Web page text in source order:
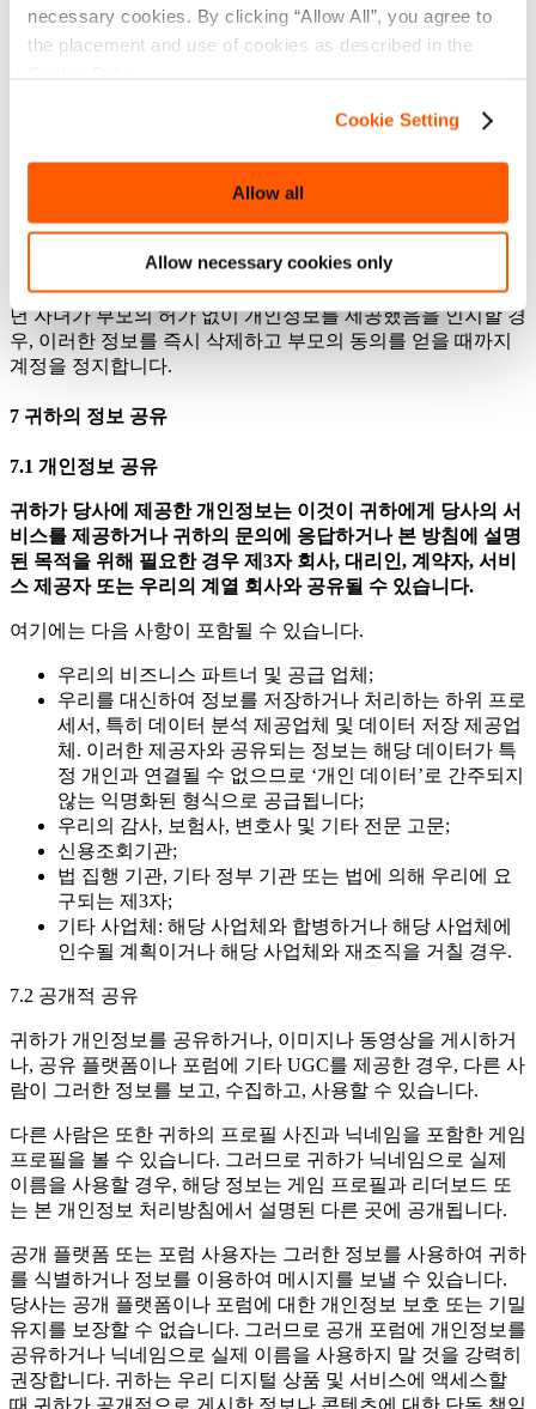
necessary cookies. By clicking “Allow All”, you agree to
the placement and use of cookies as described in the
Cookie Setting
Allow all
Allow necessary cookies only
어린이의 사생활을 보호하는 것은 우리에게 매우 중요한 일입
니다. 당사의 웹 사이트 및 우리의 게임은 귀하의 거주 국가의
수집하지 않습니다. 어린이를 대상으로 하지 않지만 그럼에도
의 연령에 따라 서비스 이용을 제한하는 추가 조치를 취합니
디지털 상품 및 서비스를 액세스할 경우, 우리는 미성년 자녀
에 대한 개인 데이터 수집을 제한할 수 있습니다. 미성년 자녀
의 개인정보를 수집하기 전에 부모의 허가를 요청합니다. 미성
년 자녀가 부모의 허가 없이 개인정보를 제공했음을 인지할 경
우, 이러한 정보를 즉시 삭제하고 부모의 동의를 얻을 때까지
계정을 정지합니다.
7 귀하의 정보 공유
7.1 개인정보 공유
귀하가 당사에 제공한 개인정보는 이것이 귀하에게 당사의 서
비스를 제공하거나 귀하의 문의에 응답하거나 본 방침에 설명
된 목적을 위해 필요한 경우 제 3자 회사, 대리인, 계약자, 서비
스 제공자 또는 우리의 계열 회사와 공유될 수 있습니다.
여기에는 다음 사항이 포함될 수 있습니다.
우리의 비즈니스 파트너 및 공급 업체;
우리를 대신하여 정보를 저장하거나 처리하는 하위 프로
세서, 특히 데이터 분석 제공업체 및 데이터 저장 제공업
체. 이러한 제공자와 공유되는 정보는 해당 데이터가 특
정 개인과 연결될 수 없으므로 ‘개인 데이터’로 간주되지
않는 익명화된 형식으로 공급됩니다;
우리의 감사, 보험사, 변호사 및 기타 전문 고문;
신용조회기관;
법 집행 기관, 기타 정부 기관 또는 법에 의해 우리에 요
구되는 제3자;
기타 사업체: 해당 사업체와 합병하거나 해당 사업체에
인수될 계획이거나 해당 사업체와 재조직을 거칠 경우.
7.2 공개적 공유
귀하가 개인정보를 공유하거나, 이미지나 동영상을 게시하거
나, 공유 플랫폼이나 포럼에 기타 UGC를 제공한 경우, 다른 사
람이 그러한 정보를 보고, 수집하고, 사용할 수 있습니다.
다른 사람은 또한 귀하의 프로필 사진과 닉네임을 포함한 게임
프로필을 볼 수 있습니다. 그러므로 귀하가 닉네임으로 실제
이름을 사용할 경우, 해당 정보는 게임 프로필과 리더보드 또
는 본 개인정보 처리방침에서 설명된 다른 곳에 공개됩니다.
공개 플랫폼 또는 포럼 사용자는 그러한 정보를 사용하여 귀하
를 식별하거나 정보를 이용하여 메시지를 보낼 수 있습니다.
당사는 공개 플랫폼이나 포럼에 대한 개인정보 보호 또는 기밀
유지를 보장할 수 없습니다. 그러므로 공개 포럼에 개인정보를
공유하거나 닉네임으로 실제 이름을 사용하지 말 것을 강력히
권장합니다. 귀하는 우리 디지털 상품 및 서비스에 액세스할